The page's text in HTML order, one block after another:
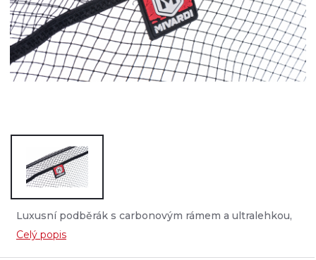
Luxusní podběrák s carbonovým rámem a ultralehkou,
avšak velice odolnou pogumovanou síťkou. ...
Celý popis